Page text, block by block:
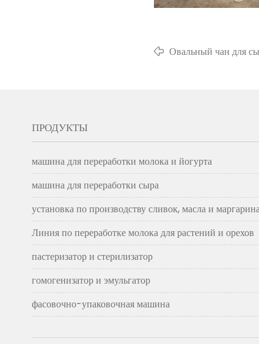
Овальный чан для
ПРОДУКТЫ
машина для переработки молока и йогурта
машина для переработки сыра
установка по производству сливок, масла и
Линия по переработке молока для растений и орехов
пастеризатор и стерилизатор
гомогенизатор и эмульгатор
фасовочно-упаковочная машина